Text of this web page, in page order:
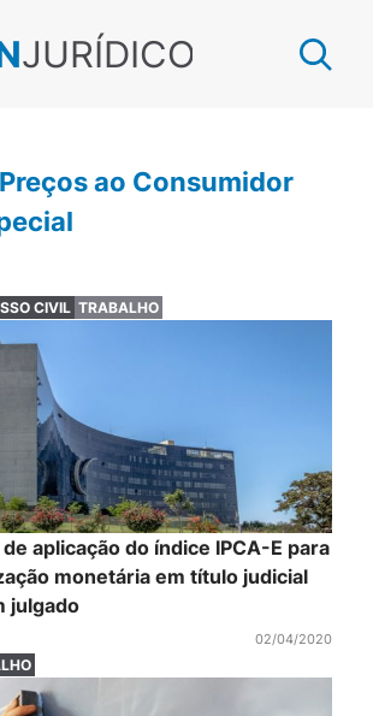
JURÍDICO
ao Consumidor
CIVIL TRABALHO
aplicação do índice IPCA-E para
monetária em título judicial
julgado
02/04/2020